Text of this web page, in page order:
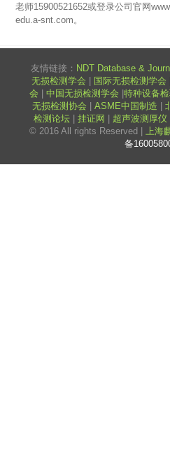
老师15900521652或登录公司官网
edu.a-snt.com。
友情链接： NDT Database &
无损检测学会
国际无损检测学会
会
中国无损检测学会 特种设备
无损检测协会
ASME中国制造
检测论坛
挂证网 超声波测厚仪
© 2016 All rights Reserved | 上海
备